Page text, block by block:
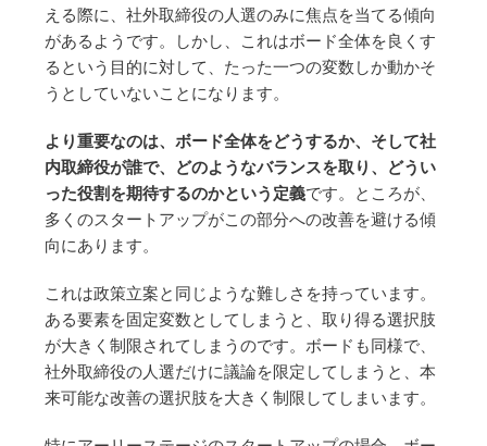
える際に、社外取締役の人選のみに焦点を当てる傾向
があるようです。しかし、これはボード全体を良くす
るという目的に対して、たった一つの変数しか動かそ
うとしていないことになります。
より重要なのは、ボード全体をどうするか、そして社
内取締役が誰で、どのようなバランスを取り、どうい
った役割を期待するのかという定義です。ところが、
多くのスタートアップがこの部分への改善を避ける傾
向にあります。
これは政策立案と同じような難しさを持っています。
ある要素を固定変数としてしまうと、取り得る選択肢
が大きく制限されてしまうのです。ボードも同様で、
社外取締役の人選だけに議論を限定してしまうと、本
来可能な改善の選択肢を大きく制限してしまいます。